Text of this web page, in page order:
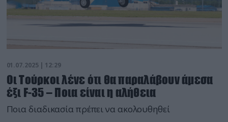
01.07.2025 | 12:29
Oι Τούρκοι λένε ότι θα παραλάβουν άμεσα
έξι F-35 – Ποια είναι η αλήθεια
Ποια διαδικασία πρέπει να ακολουθηθεί